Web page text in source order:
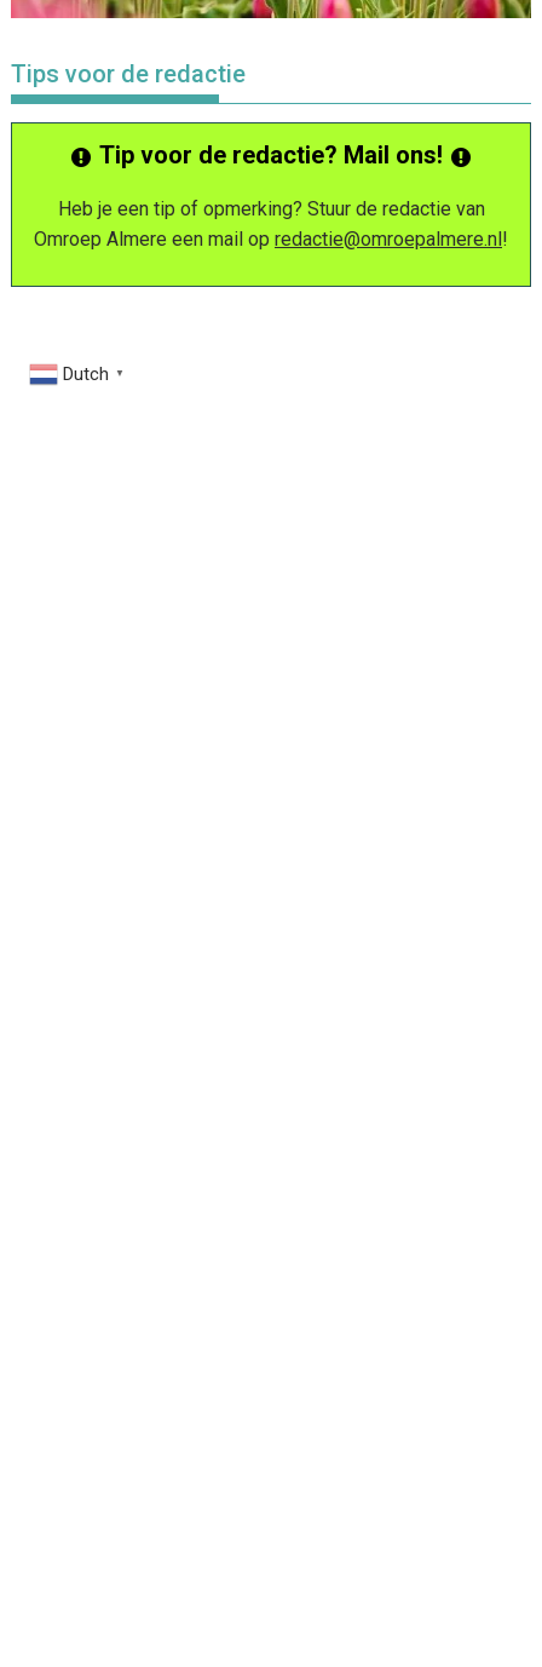
Tips voor de redactie
Tip voor de redactie? Mail ons!
Heb je een tip of opmerking? Stuur de redactie van
Omroep Almere een mail op redactie@omroepalmere.nl!
Dutch ▼